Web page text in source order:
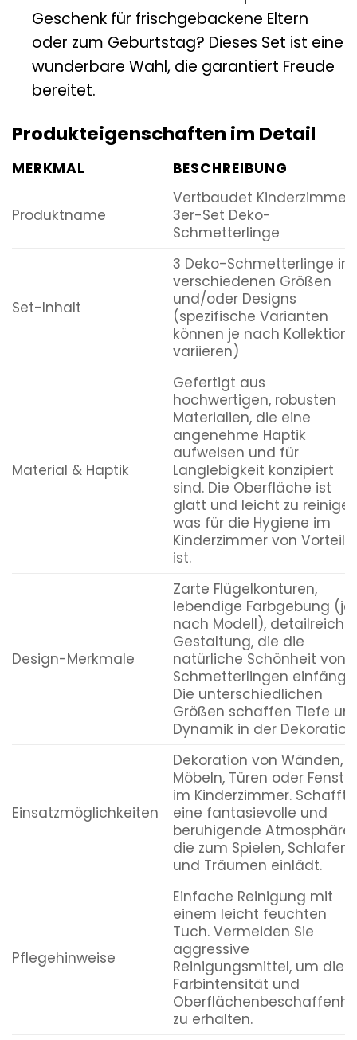
Geschenk für frischgebackene Eltern
oder zum Geburtstag? Dieses Set ist eine
wunderbare Wahl, die garantiert Freude
bereitet.
Produkteigenschaften im Detail
MERKMAL BESCHREIBUNG
Produktname
Vertbaudet Kinderzimmer
3er-Set Deko-
Schmetterlinge
Set-Inhalt
3 Deko-Schmetterlinge in
verschiedenen Größen
und/oder Designs
(spezifische Varianten
können je nach Kollektion
variieren)
Material & Haptik
Gefertigt aus
hochwertigen, robusten
Materialien, die eine
angenehme Haptik
aufweisen und für
Langlebigkeit konzipiert
sind. Die Oberfläche ist
glatt und leicht zu
was für die Hygiene im
Kinderzimmer von Vorteil
ist.
Design-Merkmale
Zarte Flügelkonturen,
lebendige Farbgebung (je
nach Modell), detailreiche
Gestaltung, die die
natürliche Schönheit von
Schmetterlingen einfängt.
Die unterschiedlichen
Größen schaffen Tiefe
Dynamik in der Dekoration.
Einsatzmöglichkeiten
Dekoration von Wänden,
Möbeln, Türen oder
im Kinderzimmer. Schafft
eine fantasievolle und
beruhigende Atmosphäre,
die zum Spielen, Schlafen
und Träumen einlädt.
Pflegehinweise
Einfache Reinigung mit
einem leicht feuchten
Tuch. Vermeiden Sie
aggressive
Reinigungsmittel, um die
Farbintensität und
zu erhalten.